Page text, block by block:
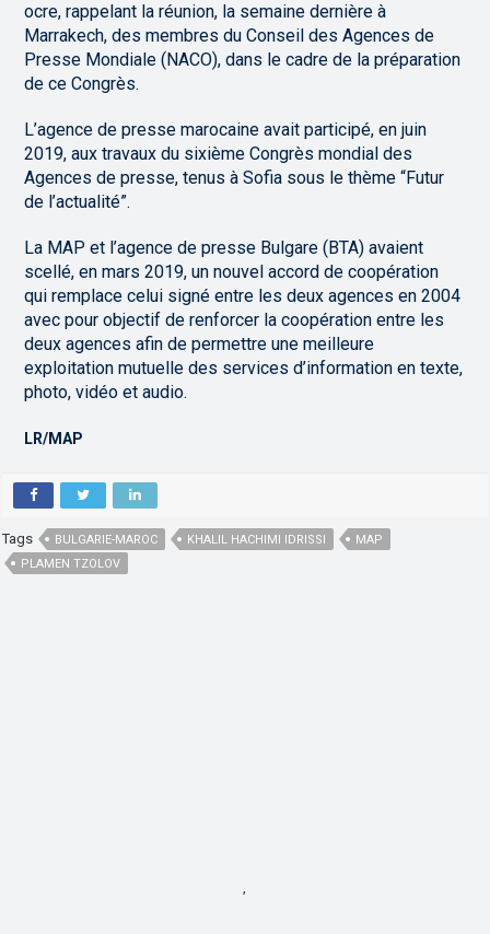
ocre, rappelant la réunion, la semaine dernière à
Marrakech, des membres du Conseil des Agences de
Presse Mondiale (NACO), dans le cadre de la préparation
de ce Congrès.
L’agence de presse marocaine avait participé, en juin
2019, aux travaux du sixième Congrès mondial des
Agences de presse, tenus à Sofia sous le thème “Futur
de l’actualité”.
La MAP et l’agence de presse Bulgare (BTA) avaient
scellé, en mars 2019, un nouvel accord de coopération
qui remplace celui signé entre les deux agences en 2004
avec pour objectif de renforcer la coopération entre les
deux agences afin de permettre une meilleure
exploitation mutuelle des services d’information en texte,
photo, vidéo et audio.
LR/MAP
Tags BULGARIE-MAROC KHALIL HACHIMI IDRISSI
MAP
PLAMEN TZOLOV
,